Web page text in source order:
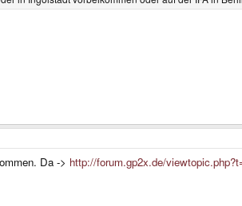
Da -> http://forum.gp2x.de/